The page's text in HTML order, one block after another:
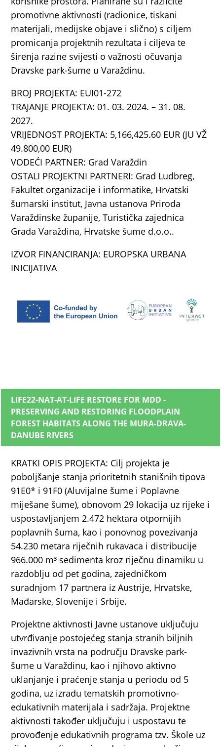
promotivne aktivnosti (radionice, tiskani
materijali, medijske objave i slično) s ciljem
promicanja projektnih rezultata i ciljeva te
širenja razine svijesti o važnosti očuvanja
Dravske park-šume u Varaždinu.
BROJ PROJEKTA: EUI01-272
TRAJANJE PROJEKTA: 01. 03. 2024. – 31. 08.
2027.
VRIJEDNOST PROJEKTA: 5,166,425.60 EUR (JU VŽ
49.800,00 EUR)
VODEĆI PARTNER: Grad Varaždin
OSTALI PROJEKTNI PARTNERI: Grad Ludbreg,
Fakultet organizacije i informatike, Hrvatski
šumarski institut, Javna ustanova Priroda
Varaždinske županije, Turistička zajednica
Grada Varaždina, Hrvatske šume d.o.o..
IZVOR FINANCIRANJA: EUROPSKA URBANA
INICIJATIVA
LIFE22-NAT-AT-LIFE RESTORE FOR MDD -
PRESERVING AND RESTORING FLOODPLAIN
FOREST HABITATS ALONG THE MURA-DRAVA-
DANUBE RIVERS
KRATKI OPIS PROJEKTA: Cilj projekta je
poboljšanje stanja prioritetnih stanišnih tipova
91E0* i 91F0 (Aluvijalne šume i Poplavne
miješane šume), obnovom 29 lokacija uz rijeke i
uspostavljanjem 2.472 hektara otpornijih
poplavnih šuma, kao i ponovnog povezivanja
54.230 metara riječnih rukavaca i distribucije
966.000 m³ sedimenta kroz riječnu dinamiku u
razdoblju od pet godina, zajedničkom
suradnjom 17 partnera iz Austrije, Hrvatske,
Mađarske, Slovenije i Srbije.
Projektne aktivnosti Javne ustanove uključuju
utvrđivanje postojećeg stanja stranih biljnih
invazivnih vrsta na području Dravske park-
šume u Varaždinu, kao i njihovo aktivno
uklanjanje i praćenje stanja u periodu od 5
godina, uz izradu tematskih promotivno-
edukativnih materijala i sadržaja. Projektne
aktivnosti također uključuju i uspostavu te
provođenje edukativnih programa tzv. Škole uz